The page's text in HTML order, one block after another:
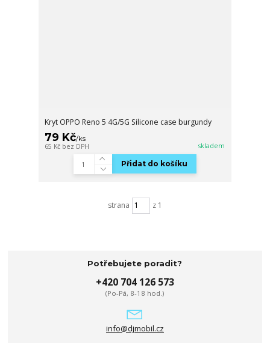
Kryt OPPO Reno 5 4G/5G Silicone case burgundy
79 Kč/ks
65 Kč bez DPH skladem
Přidat do košíku
strana z 1
Potřebujete poradit?
+420 704 126 573
(Po-Pá, 8-18 hod.)
info@djmobil.cz